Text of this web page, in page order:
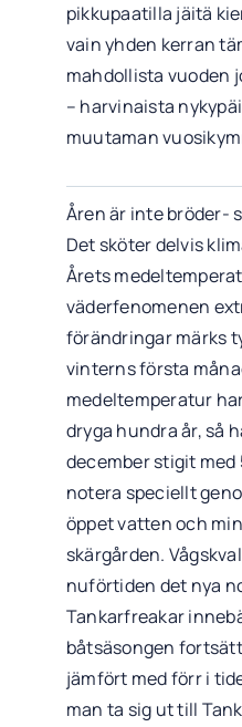
pikkupaatilla jäitä
vain yhden kerran
mahdollista vuoden
– harvinaista
muutaman
Åren är inte bröder-
Det sköter delvis
Årets
väderfenomenen
förändringar märks
vinterns första
medeltemperatur
dryga hundra år, så
december stigit med
notera speciellt
öppet vatten och
skärgården.
nuförtiden det nya
Tankarfreakar
båtsäsongen
jämfört med förr i
man ta sig ut till